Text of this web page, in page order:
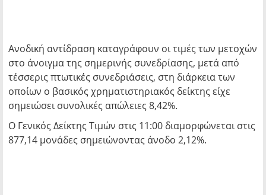
Ανοδική αντίδραση καταγράφουν οι τιμές των μετοχών
στο άνοιγμα της σημερινής συνεδρίασης, μετά από
τέσσερις πτωτικές συνεδριάσεις, στη διάρκεια των
οποίων ο βασικός χρηματιστηριακός δείκτης είχε
σημειώσει συνολικές απώλειες 8,42%.
O Γενικός Δείκτης Τιμών στις 11:00 διαμορφώνεται στις
877,14 μονάδες σημειώνοντας άνοδο 2,12%.